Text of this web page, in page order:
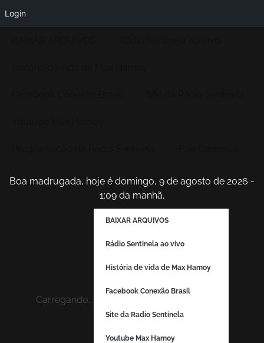
Boa madrugada, hoje é domingo, 9 de agosto de 2026 -
1:09 da manhã.
Carregando...
BAIXAR ARQUIVOS
Rádio Sentinela ao vivo
História de vida de Max Hamoy
Facebook Conexão Brasil
Site da Radio Sentinela
Youtube Max Hamoy
Login